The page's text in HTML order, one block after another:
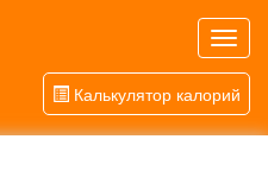
Калькулятор калорий